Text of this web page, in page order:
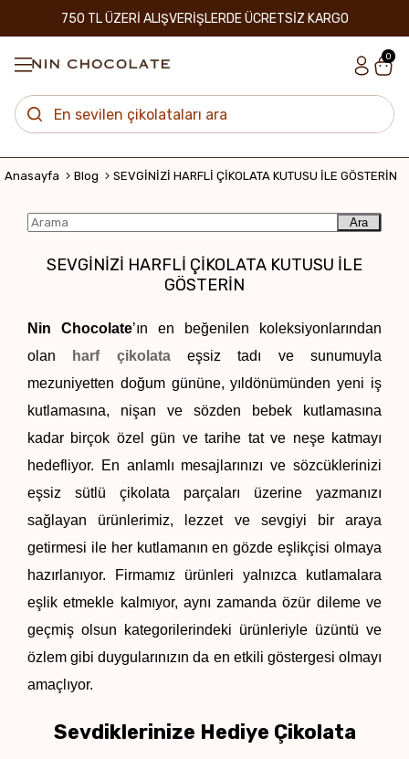
750 TL ÜZERİ ALIŞVERİŞLERDE ÜCRETSİZ KARGO
0
Anasayfa Blog SEVGİNİZİ HARFLİ ÇİKOLATA KUTUSU İLE GÖSTERİN
Ara
SEVGİNİZİ HARFLİ ÇİKOLATA KUTUSU İLE
GÖSTERİN
Nin Chocolate’ın en beğenilen koleksiyonlarından
olan
harf çikolata eşsiz tadı ve sunumuyla
mezuniyetten doğum gününe, yıldönümünden yeni iş
kutlamasına, nişan ve sözden bebek kutlamasına
kadar birçok özel gün ve tarihe tat ve neşe katmayı
hedefliyor. En anlamlı mesajlarınızı ve sözcüklerinizi
eşsiz sütlü çikolata parçaları üzerine yazmanızı
sağlayan ürünlerimiz, lezzet ve sevgiyi bir araya
getirmesi ile her kutlamanın en gözde eşlikçisi olmaya
hazırlanıyor. Firmamız ürünleri yalnızca kutlamalara
eşlik etmekle kalmıyor, aynı zamanda özür dileme ve
geçmiş olsun kategorilerindeki ürünleriyle üzüntü ve
özlem gibi duygularınızın da en etkili göstergesi olmayı
amaçlıyor.
Sevdiklerinize Hediye Çikolata